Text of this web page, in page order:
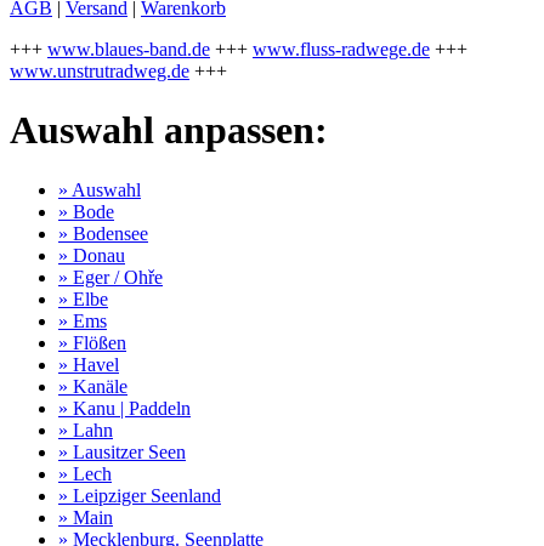
AGB | Versand | Warenkorb
+++ www.blaues-band.de +++ www.fluss-radwege.de +++
www.unstrutradweg.de +++
Auswahl anpassen:
» Auswahl
» Bode
» Bodensee
» Donau
» Eger / Ohře
» Elbe
» Ems
» Flößen
» Havel
» Kanäle
» Kanu | Paddeln
» Lahn
» Lausitzer Seen
» Lech
» Leipziger Seenland
» Main
» Mecklenburg. Seenplatte